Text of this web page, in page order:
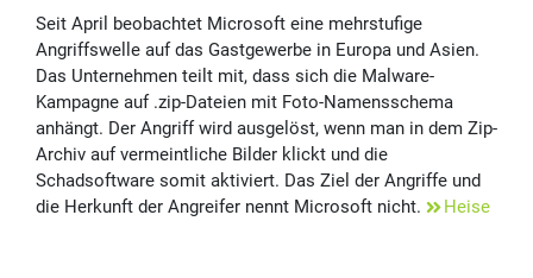
Seit April beobachtet Microsoft eine mehrstufige
Angriffswelle auf das Gastgewerbe in Europa und Asien.
Das Unternehmen teilt mit, dass sich die Malware-
Kampagne auf .zip-Dateien mit Foto-Namensschema
anhängt. Der Angriff wird ausgelöst, wenn man in dem Zip-
Archiv auf vermeintliche Bilder klickt und die
Schadsoftware somit aktiviert. Das Ziel der Angriffe und
die Herkunft der Angreifer nennt Microsoft nicht.
Heise